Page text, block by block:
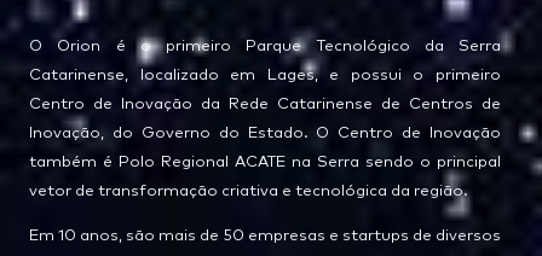
O Orion é o primeiro Parque Tecnológico da Serra
Catarinense, localizado em Lages, e possui o primeiro
Centro de Inovação da Rede Catarinense de Centros de
Inovação, do Governo do Estado. O Centro de Inovação
também é Polo Regional ACATE na Serra sendo o principal
vetor de transformação criativa e tecnológica da região.
Em 10 anos, são mais de 50 empresas e startups de diversos